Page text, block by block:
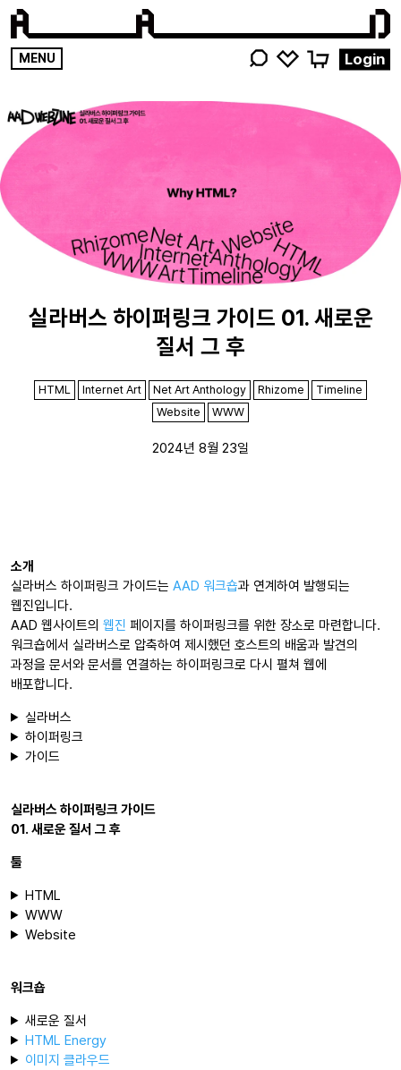
MENU
영감
검색해
Login
실라버스 하이퍼링크 가이드 01. 새로운
질서 그 후
HTML Internet Art Net Art Anthology Rhizome
Timeline
Website
WWW
2024년 8월 23일
소개
실라버스 하이퍼링크 가이드는 AAD 워크숍과 연계하여 발행되는
웹진입니다.
AAD 웹사이트의 웹진 페이지를 하이퍼링크를 위한 장소로 마련합니다.
워크숍에서 실라버스로 압축하여 제시했던 호스트의 배움과 발견의
과정을 문서와 문서를 연결하는 하이퍼링크로 다시 펼쳐 웹에
배포합니다.
실라버스
하이퍼링크
가이드
실라버스 하이퍼링크 가이드
01. 새로운 질서 그 후
툴
HTML
WWW
Website
워크숍
새로운 질서
HTML Energy
이미지 클라우드